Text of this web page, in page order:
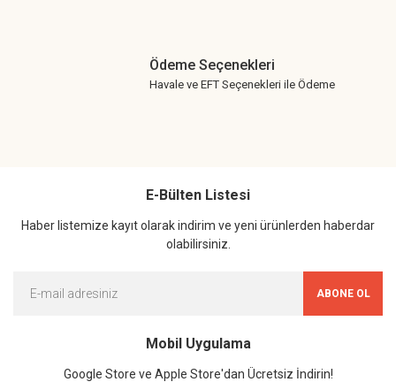
Ödeme Seçenekleri
Havale ve EFT Seçenekleri ile Ödeme
E-Bülten Listesi
Haber listemize kayıt olarak indirim ve yeni ürünlerden haberdar
olabilirsiniz.
ABONE OL
Mobil Uygulama
Google Store ve Apple Store'dan Ücretsiz İndirin!